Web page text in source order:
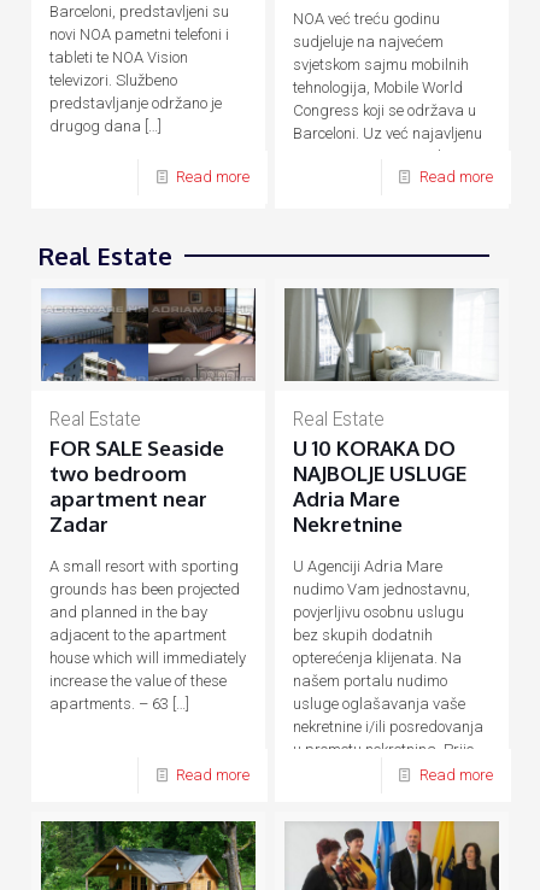
Barceloni, predstavljeni su
novi NOA pametni telefoni i
tableti te NOA Vision
televizori. Službeno
predstavljanje održano je
drugog dana […]
Read more
NOA već treću godinu
sudjeluje na najvećem
svjetskom sajmu mobilnih
tehnologija, Mobile World
Congress koji se održava u
Barceloni. Uz već najavljenu
novu F seriju pametnih
uređaja temeljenu na AI[…]
Read more
Real Estate
Real Estate
FOR SALE Seaside
two bedroom
apartment near
Zadar
A small resort with sporting
grounds has been projected
and planned in the bay
adjacent to the apartment
house which will immediately
increase the value of these
apartments. – 63 […]
Read more
Real Estate
U 10 KORAKA DO
NAJBOLJE USLUGE
Adria Mare
Nekretnine
U Agenciji Adria Mare
nudimo Vam jednostavnu,
povjerljivu osobnu uslugu
bez skupih dodatnih
opterećenja klijenata. Na
našem portalu nudimo
usluge oglašavanja vaše
nekretnine i/ili posredovanja
u prometu nekretnina. Prije,
Read more